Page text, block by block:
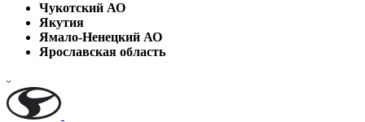
Чукотский АО
Якутия
Ямало-Ненецкий АО
Ярославская область